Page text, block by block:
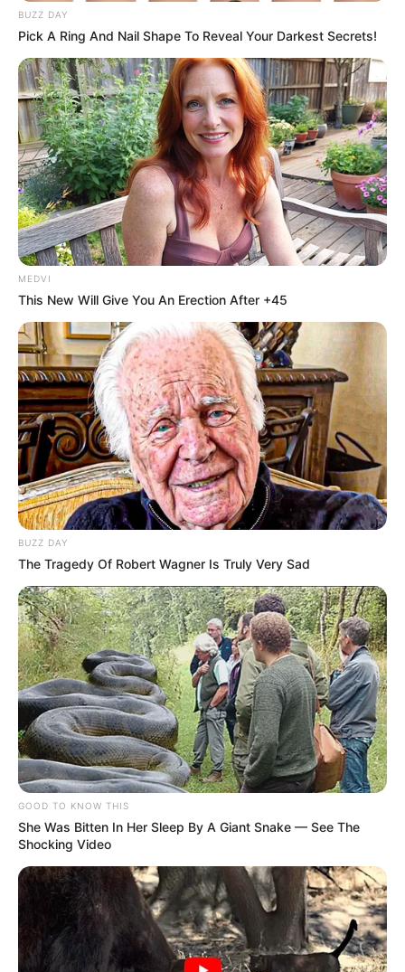
BUZZ DAY
Pick A Ring And Nail Shape To Reveal Your Darkest Secrets!
MEDVI
This New Will Give You An Erection After +45
BUZZ DAY
The Tragedy Of Robert Wagner Is Truly Very Sad
GOOD TO KNOW THIS
She Was Bitten In Her Sleep By A Giant Snake — See The
Shocking Video